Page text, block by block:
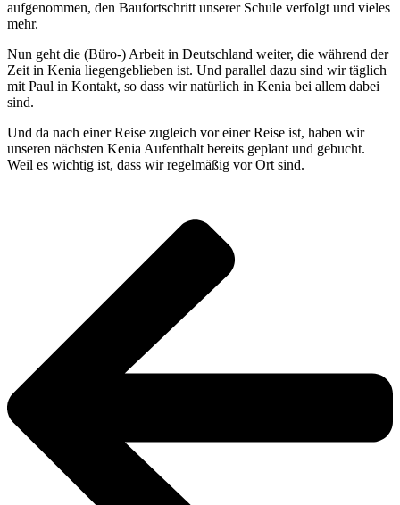
aufgenommen, den Baufortschritt unserer Schule verfolgt und vieles
mehr.
Nun geht die (Büro-) Arbeit in Deutschland weiter, die während der
Zeit in Kenia liegengeblieben ist. Und parallel dazu sind wir täglich
mit Paul in Kontakt, so dass wir natürlich in Kenia bei allem dabei
sind.
Und da nach einer Reise zugleich vor einer Reise ist, haben wir
unseren nächsten Kenia Aufenthalt bereits geplant und gebucht.
Weil es wichtig ist, dass wir regelmäßig vor Ort sind.